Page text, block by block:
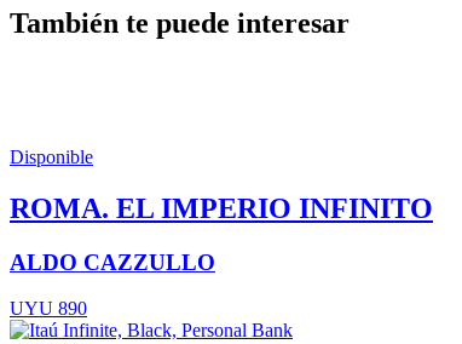
También te puede interesar
Disponible
ROMA. EL IMPERIO INFINITO
ALDO CAZZULLO
UYU 890